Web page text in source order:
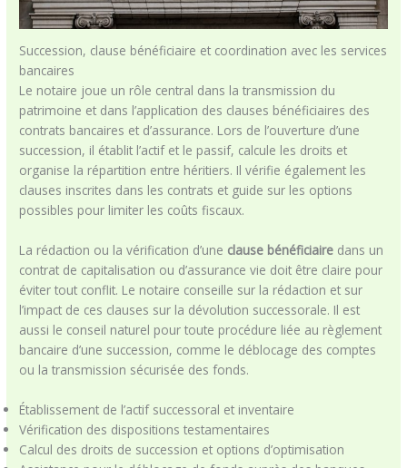
Succession, clause bénéficiaire et coordination avec les services
bancaires
Le notaire joue un rôle central dans la transmission du
patrimoine et dans l’application des clauses bénéficiaires des
contrats bancaires et d’assurance. Lors de l’ouverture d’une
succession, il établit l’actif et le passif, calcule les droits et
organise la répartition entre héritiers. Il vérifie également les
clauses inscrites dans les contrats et guide sur les options
possibles pour limiter les coûts fiscaux.
La rédaction ou la vérification d’une clause bénéficiaire dans un
contrat de capitalisation ou d’assurance vie doit être claire pour
éviter tout conflit. Le notaire conseille sur la rédaction et sur
l’impact de ces clauses sur la dévolution successorale. Il est
aussi le conseil naturel pour toute procédure liée au règlement
bancaire d’une succession, comme le déblocage des comptes
ou la transmission sécurisée des fonds.
Établissement de l’actif successoral et inventaire
Vérification des dispositions testamentaires
Calcul des droits de succession et options d’optimisation